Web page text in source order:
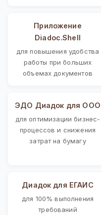
Приложение
Diadoc.Shell
для повышения удобства
работы при больших
объемах документов
ЭДО Диадок для ООО
для оптимизации бизнес-
процессов и снижения
затрат на бумагу
Диадок для ЕГАИС
для 100% выполнения
требований